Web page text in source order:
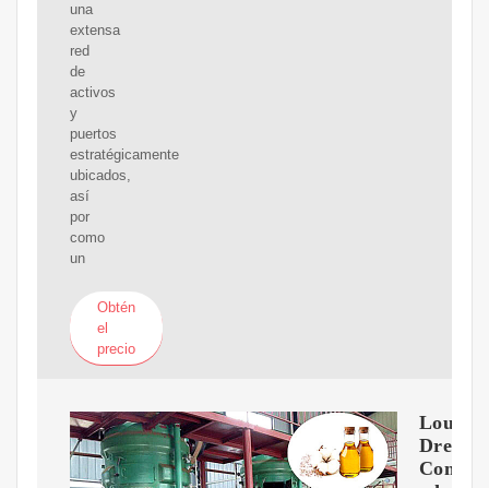
una
extensa
red
de
activos
y
puertos
estratégicamente
ubicados,
así
por
como
un
Obtén
el
precio
Louis
Dreyfus